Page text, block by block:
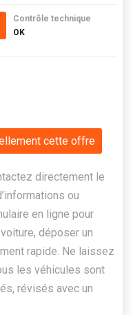
Contrôle technique
OK
cette offre
directement le
ou
en ligne pour
déposer un
rapide. Ne laissez
les véhicules sont
révisés avec un